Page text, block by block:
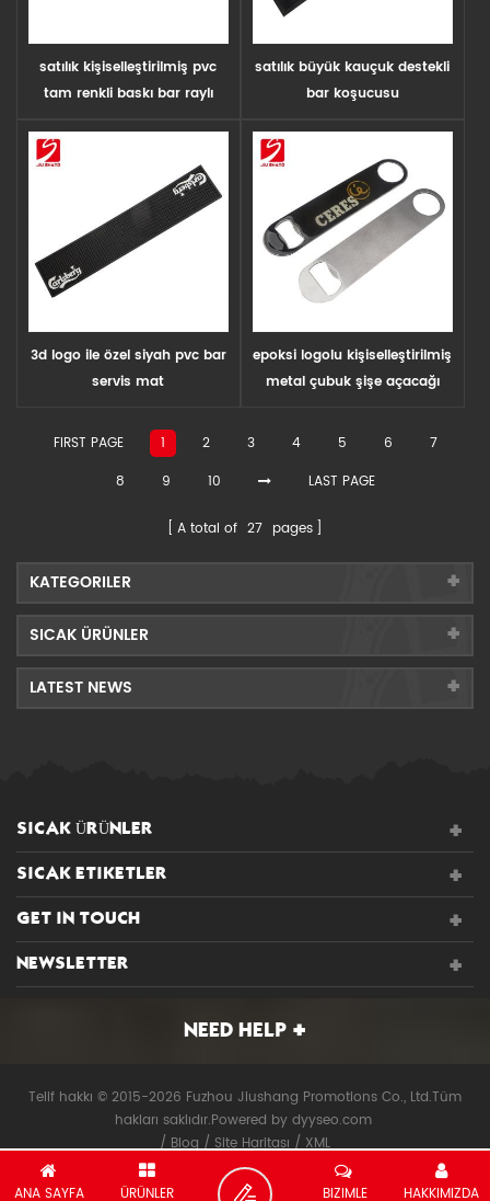
satılık kişiselleştirilmiş pvc
tam renkli baskı bar raylı
satılık büyük kauçuk destekli
bar koşucusu
3d logo ile özel siyah pvc bar
servis mat
epoksi logolu kişiselleştirilmiş
metal çubuk şişe açacağı
FIRST PAGE 1 2 3 4 5 6
7
8
9 10 LAST PAGE
A total of 27 pages
KATEGORILER
SICAK ÜRÜNLER
LATEST NEWS
SICAK ÜRÜNLER
SICAK ETIKETLER
GET IN TOUCH
NEWSLETTER
NEED HELP
Telif hakkı © 2015-2026 Fuzhou Jiushang Promotions Co., Ltd.Tüm
hakları saklıdır.Powered by dyyseo.com
/Blog/Site Haritası/XML
ANA SAYFA ÜRÜNLER HAKKIMIZDA
BIZIMLE